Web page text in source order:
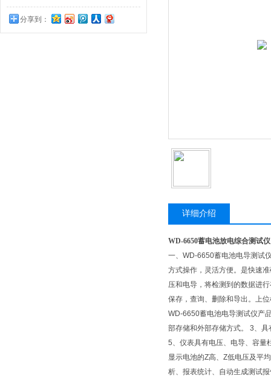
分享到：
详细介绍
WD-6650蓄电池放电综合测试仪
一、WD-6650蓄电池电导测试
方式操作，灵活方便。是快速
压和电导，将检测到的数据进
保存，查询、删除和导出。上
WD-6650蓄电池电导测试仪产
部存储和外部存储方式。 3、
5、仪表具有电压、电导、容量
显示电池的Z高、Z低电压及平
析、报表统计、自动生成测试